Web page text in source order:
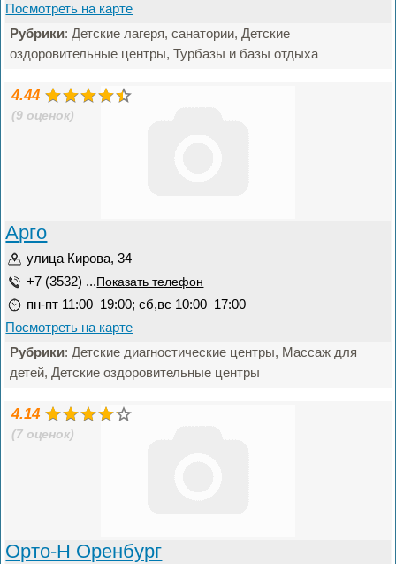
Посмотреть на карте
Рубрики: Детские лагеря, санатории, Детские
оздоровительные центры, Турбазы и базы отдыха
4.44
(9 оценок)
Арго
улица Кирова, 34
+7 (3532) ... Показать телефон
пн-пт 11:00–19:00; сб,вс 10:00–17:00
Посмотреть на карте
Рубрики: Детские диагностические центры, Массаж для
детей, Детские оздоровительные центры
4.14
(7 оценок)
Орто-Н Оренбург